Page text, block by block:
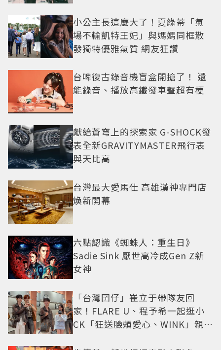
小公主長這麼大了！夏綠蒂「氣
場不輸凱特王妃」與媽媽同框散
發獨特優雅氣質 網友狂讚
台啤復古錄音機盲盒開搶了！ 還
能錄音、播放高鐵發車聲超有梗
獻給蒼穹上的探索家 G-SHOCK發
表全新GRAVITYMASTER飛行表
與天比高
台灣最大愛馬仕 高雄漢神專門店
煥新開幕
六點認識《蜘蛛人：重生日》
Sadie Sink 厭世高冷成Gen Z新
女神
「台灣囝仔」崔立于帶隊友回
家！FLARE U、程予希一起逛小
CK「狂送臉頰愛心、WINK」親曝